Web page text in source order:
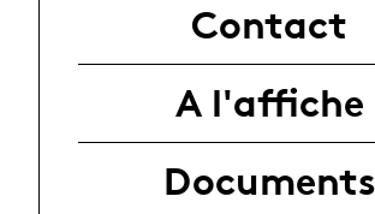
Contact
A l'affiche
Documents